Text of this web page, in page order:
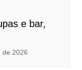
e bar,
de 2026